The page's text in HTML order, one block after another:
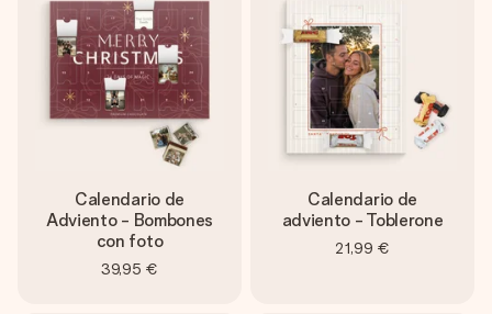
un mensaje que llegue al corazón. Sin complicaciones, solo
todo el amor para el momento.
Calendario de
Adviento - Bombones
con foto
39,95 €
Calendario de
adviento - Toblerone
21,99 €